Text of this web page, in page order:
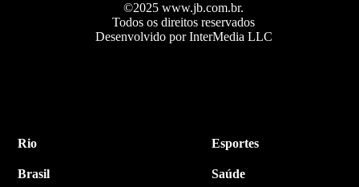
©2025 www.jb.com.br.
Todos os direitos reservados
Desenvolvido por InterMedia LLC
Rio
Brasil
Esportes
Saúde